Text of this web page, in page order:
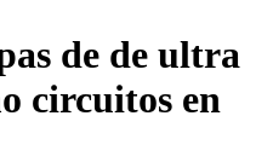
de de ultra
circuitos en